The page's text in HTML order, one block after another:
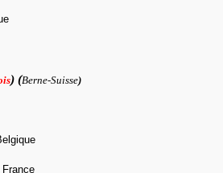
) (Berne-Suisse)
France